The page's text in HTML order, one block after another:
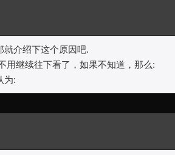
就介绍下这个原因吧.
用继续往下看了，如果不知道，那么:
为: